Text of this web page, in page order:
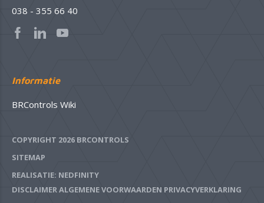
038 - 355 66 40
Informatie
BRControls Wiki
COPYRIGHT 2026 BRCONTROLS
SITEMAP
REALISATIE: NEDFINITY
DISCLAIMERALGEMENE VOORWAARDEN PRIVACYVERKLARING